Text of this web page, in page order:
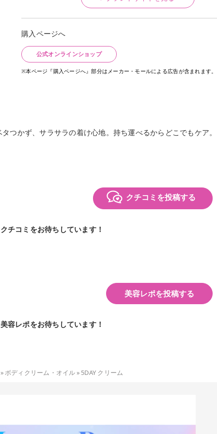
購入ページへ
公式オンラインショップ
※本ページ『購入ページへ』部分はメーカー・モールによる広告が含まれます。
つかず、サラサラの着け心地。持ち運べるからどこでもケア。
クチコミを投稿する
チコミをお待ちしています！
美容レポを投稿する
容レポをお待ちしています！
»ボディクリーム・オイル» 5DAY クリーム